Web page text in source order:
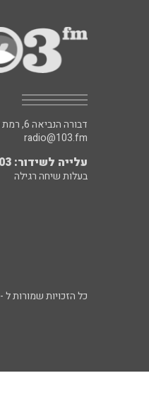
דבורה הנביאה 6, רמת השרון
radio@103.fm
עלייה לשידור: 0552-103-103
בעלות שיחה רגילה
כל הזכויות שמורות ל - 103FM